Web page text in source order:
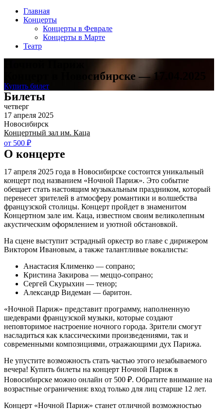
Главная
Концерты
Концерты в Феврале
Концерты в Марте
Театр
Концерт в Новосибирске — 17.04.2025
Купить билет
Билеты
четверг
17 апреля 2025
Новосибирск
Концертный зал им. Каца
от 500 ₽
О концерте
17 апреля 2025 года в Новосибирске состоится уникальный
концерт под названием «Ночной Париж». Это событие
обещает стать настоящим музыкальным праздником, который
перенесет зрителей в атмосферу романтики и волшебства
французской столицы. Концерт пройдет в знаменитом
Концертном зале им. Каца, известном своим великолепным
акустическим оформлением и уютной обстановкой.
На сцене выступит эстрадный оркестр во главе с дирижером
Виктором Ивановым, а также талантливые вокалисты:
Анастасия Клименко — сопрано;
Кристина Закирова — меццо-сопрано;
Сергей Скурыхин — тенор;
Aлександр Видеман — баритон.
«Ночной Париж» представит программу, наполненную
шедеврами французской музыки, которые создают
неповторимое настроение ночного города. Зрители смогут
насладиться как классическими произведениями, так и
современными композициями, отражающими дух Парижа.
Не упустите возможность стать частью этого незабываемого
вечера! Купить билеты на концерт Ночной Париж в
Новосибирске можно онлайн от 500 ₽. Обратите внимание на
возрастные ограничения: вход только для лиц старше 12 лет.
Концерт «Ночной Париж» станет отличной возможностью